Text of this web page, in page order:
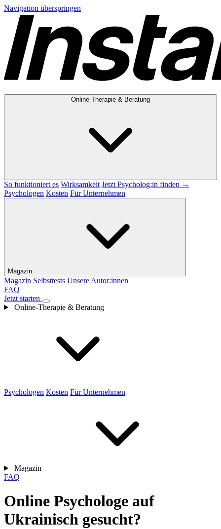
Navigation überspringen
Online-Therapie & Beratung
So funktioniert es Wirksamkeit Jetzt Psycholog:in finden →
Psychologen Kosten Für Unternehmen
Magazin
Magazin Selbsttests Unsere Autor:innen
FAQ
Jetzt starten
Online-Therapie & Beratung
Psychologen Kosten Für Unternehmen
Magazin
FAQ
Online Psychologe auf
Ukrainisch gesucht?